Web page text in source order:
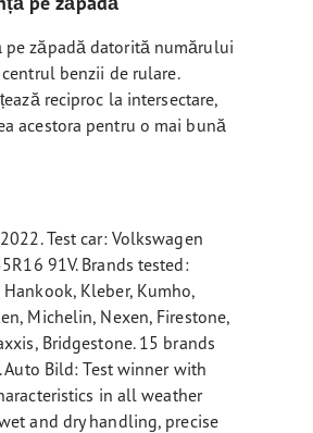
pe zăpadă datorită numărului
benzii de rulare.
reciproc la intersectare,
acestora pentru o mai bună
Test car: Volkswagen
91V. Brands tested:
Hankook, Kleber, Kumho,
Michelin, Nexen, Firestone,
Bridgestone. 15 brands
Bild: Test winner with
in all weather
and dry handling, precise